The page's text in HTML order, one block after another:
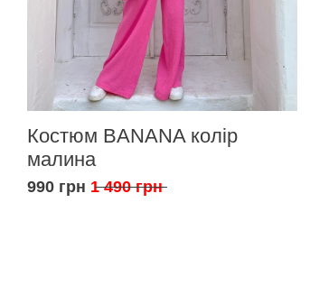
Костюм BANANA колір
малина
990 грн 1 490 грн